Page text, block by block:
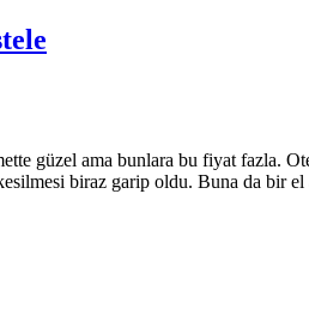
güzel ama bunlara bu fiyat fazla.
biraz garip oldu. Buna da bir el